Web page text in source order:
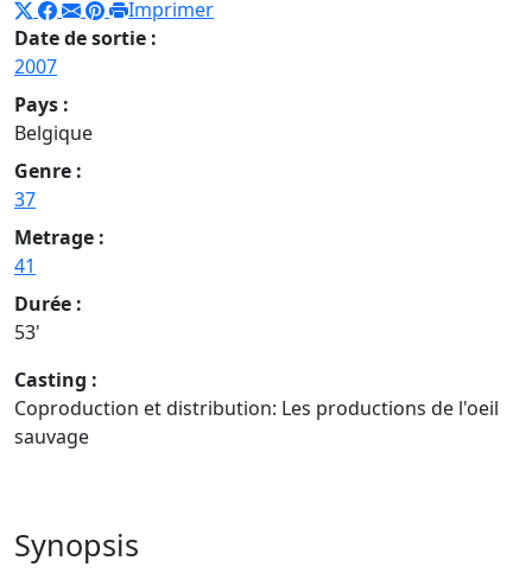
Imprimer
Date de sortie :
2007
Pays :
Belgique
Genre :
37
Metrage :
41
Durée :
53'
Casting :
Coproduction et distribution: Les productions de l'oeil
sauvage
Synopsis